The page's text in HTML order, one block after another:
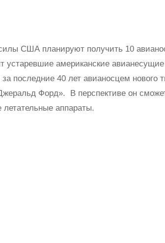
США планируют получить 10
устаревшие американские
последние 40 лет авианосцем нового
Форд». В перспективе он
аппараты.